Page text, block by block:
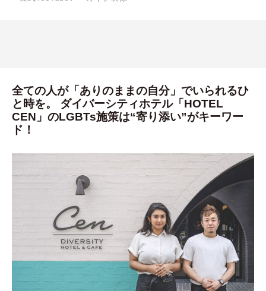
全ての人が「ありのままの自分」でいられるひ
と時を。 ダイバーシティホテル「HOTEL
CEN」のLGBTs施策は“寄り添い”がキーワー
ド！